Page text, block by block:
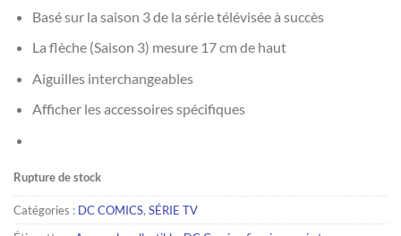
Basé sur la saison 3 de la série télévisée à succès
La flèche (Saison 3) mesure 17 cm de haut
Aiguilles interchangeables
Afficher les accessoires spécifiques
Rupture de stock
Catégories : DC COMICS, SÉRIE TV